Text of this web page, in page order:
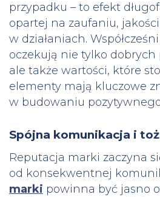
przypadku – to efekt
opartej na zaufaniu,
w działaniach.
oczekują nie tylko dobrych
ale także wartości, które
elementy mają kluczowe
w budowaniu
Spójna komunikacja i
Reputacja marki zaczyna
od konsekwentnej
marki powinna być jasno